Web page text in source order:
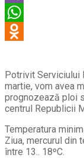
Potrivit Serviciului
martie, vom avea
prognozează ploi
centrul Republicii
Temperatura
Ziua, mercurul din
între 13.. 18ºC.